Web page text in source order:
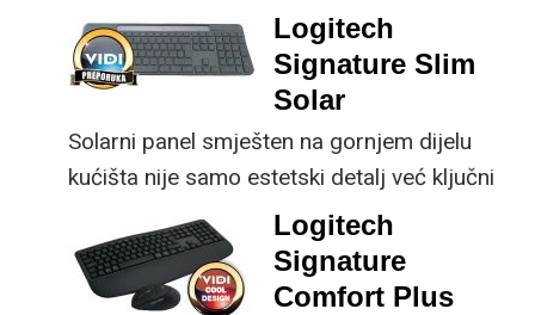
ključne svakom
korisniku.
male ustupke možete
osjetno uštedjeti pri
kupnji.
Logitech
Signature Slim
Solar
Solarni panel smješten na gornjem dijelu
kućišta nije samo estetski detalj već ključni
dio koncepta ovog proizvoda, jer koristi
energiju prirodnog ili umjetnog svjetla za
rad.
Logitech
Signature
Comfort Plus